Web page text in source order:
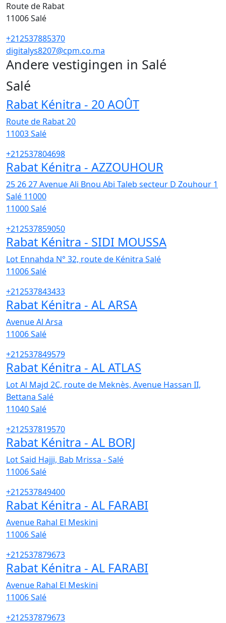
Route de Rabat
11006Salé
+212537885370
digitalys8207@cpm.co.ma
Andere vestigingen in Salé
Salé
Rabat Kénitra - 20 AOÛT
Route de Rabat 20
11003Salé
+212537804698
Rabat Kénitra - AZZOUHOUR
25 26 27 Avenue Ali Bnou Abi Taleb secteur D Zouhour 1
Salé 11000
11000Salé
+212537859050
Rabat Kénitra - SIDI MOUSSA
Lot Ennahda N° 32, route de Kénitra Salé
11006Salé
+212537843433
Rabat Kénitra - AL ARSA
Avenue Al Arsa
11006Salé
+212537849579
Rabat Kénitra - AL ATLAS
Lot Al Majd 2C, route de Meknès, Avenue Hassan II,
Bettana Salé
11040Salé
+212537819570
Rabat Kénitra - AL BORJ
Lot Said Hajji, Bab Mrissa - Salé
11006Salé
+212537849400
Rabat Kénitra - AL FARABI
Avenue Rahal El Meskini
11006Salé
+212537879673
Rabat Kénitra - AL FARABI
Avenue Rahal El Meskini
11006Salé
+212537879673